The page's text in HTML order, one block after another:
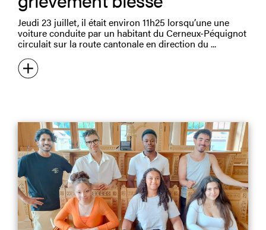
Jeudi 23 juillet, il était environ 11h25 lorsqu’une une
voiture conduite par un habitant du Cerneux-Péquignot
circulait sur la route cantonale en direction du